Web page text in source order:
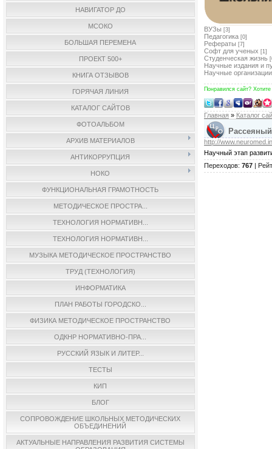
НАВИГАТОР ДО
МСОКО
БОЛЬШАЯ ПЕРЕМЕНА
ПРОЕКТ 500+
КНИГА ОТЗЫВОВ
ГОРЯЧАЯ ЛИНИЯ
КАТАЛОГ САЙТОВ
ФОТОАЛЬБОМ
АРХИВ МАТЕРИАЛОВ
АНТИКОРРУПЦИЯ
НОКО
ФУНКЦИОНАЛЬНАЯ ГРАМОТНОСТЬ
МЕТОДИЧЕСКОЕ ПРОСТРА...
ТЕХНОЛОГИЯ НОРМАТИВН...
ТЕХНОЛОГИЯ НОРМАТИВН...
МУЗЫКА МЕТОДИЧЕСКОЕ ПРОСТРАНСТВО
ТРУД (ТЕХНОЛОГИЯ)
ИНФОРМАТИКА
ПЛАН РАБОТЫ ГОРОДСКО...
ФИЗИКА МЕТОДИЧЕСКОЕ ПРОСТРАНСТВО
ОДКНР НОРМАТИВНО-ПРА...
РУССКИЙ ЯЗЫК И ЛИТЕР...
ТЕСТЫ
КИП
БЛОГ
СОПРОВОЖДЕНИЕ ШКОЛЬНЫХ МЕТОДИЧЕСКИХ
ОБЪЕДИНЕНИЙ
АКТУАЛЬНЫЕ НАПРАВЛЕНИЯ РАЗВИТИЯ СИСТЕМЫ
ВУЗы [3]
Педагогика [0]
Рефераты [7]
Софт для ученых [1]
Студенческая жизнь
Научные издания и
Научные организации
Понравился сайт?
Главная » Каталог
http://
Научный этап
Переходов: 767|